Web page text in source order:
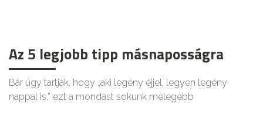
Az 5 legjobb tipp másnaposságra
Bár úgy tartják, hogy „aki legény éjjel, legyen legény
nappal is,” ezt a mondást sokunk melegebb